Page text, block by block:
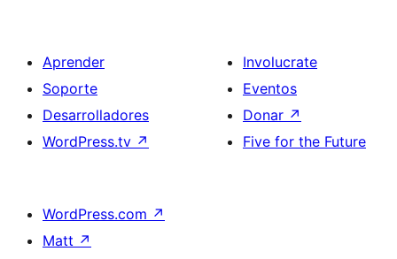
Aprender
Soporte
Desarrolladores
WordPress.tv ↗
Involucrate
Eventos
Donar ↗
Five for the Future
WordPress.com ↗
Matt ↗